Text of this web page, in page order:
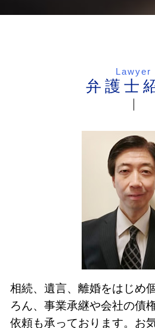
Lawyer
弁護士
相続、遺言、離婚をはじめ
ろん、事業承継や会社の債
依頼も承っております。お